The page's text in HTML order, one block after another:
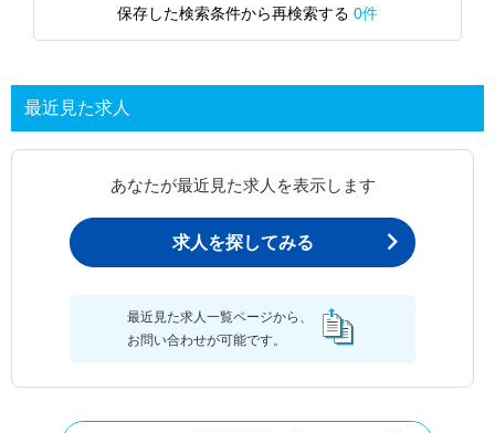
保存した検索条件から再検索する 0件
最近見た求人
あなたが最近見た求人を表示します
求人を探してみる
最近見た求人一覧ページから、
お問い合わせが可能です。